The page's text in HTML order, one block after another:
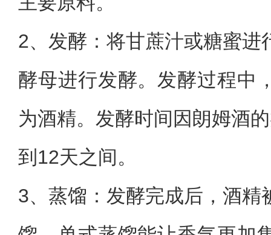
2、‌发酵‌：将甘蔗汁或糖蜜进
酵母进行发酵。发酵过程中
为酒精。发酵时间因朗姆酒
到12天之间。
3、‌蒸馏‌：发酵完成后，酒精